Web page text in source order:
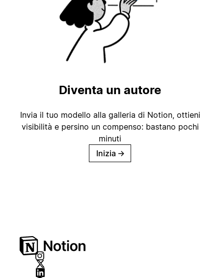
Diventa un autore
Invia il tuo modello alla galleria di Notion, ottieni
visibilità e persino un compenso: bastano pochi
minuti
Inizia →